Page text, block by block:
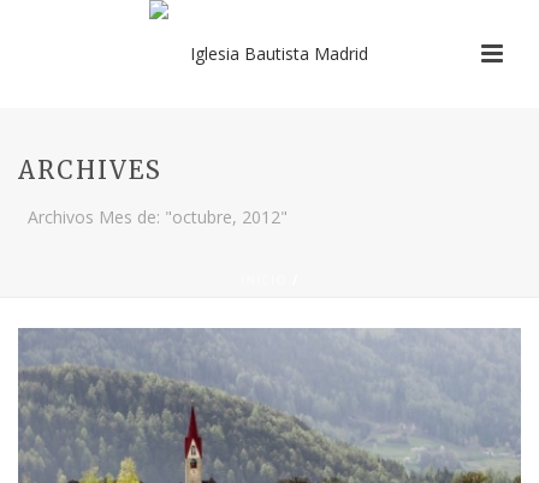
ARCHIVES
Archivos Mes de: "octubre, 2012"